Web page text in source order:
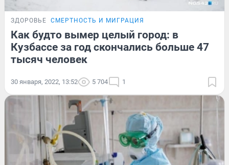
ЗДОРОВЬЕ СМЕРТНОСТЬ И МИГРАЦИЯ
Как будто вымер целый город: в
Кузбассе за год скончались больше 47
тысяч человек
30 января, 2022, 13:52 5 704 1